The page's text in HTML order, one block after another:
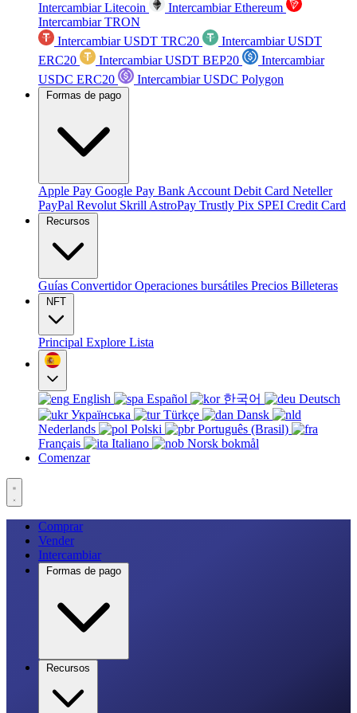
Intercambiar Litecoin
Intercambiar Ethereum
Intercambiar TRON
Intercambiar USDT TRC20
Intercambiar USDT
ERC20
Intercambiar USDT BEP20
Intercambiar
USDC ERC20
Intercambiar USDC Polygon
Formas de pago
Apple Pay Google Pay Bank Account Debit Card Neteller
PayPal Revolut Skrill AstroPay Trustly Pix SPEI Credit Card
Recursos
Guías ConvertidorOperaciones bursátiles Precios Billeteras
NFT
Principal Explore Lista
English Español 한국어
Deutsch
Українська
Türkçe
Dansk
Nederlands
Polski
Português (Brasil)
Français
Italiano
Norsk bokmål
Comenzar
Comprar
Vender
Intercambiar
Formas de pago
Recursos